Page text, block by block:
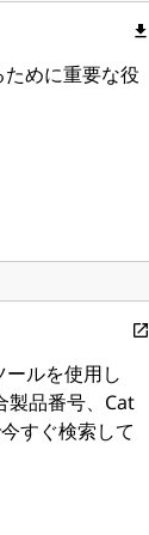
file_download
めに重要な役
open_in_new
ルを使用し
製品番号、Cat
すぐ検索して